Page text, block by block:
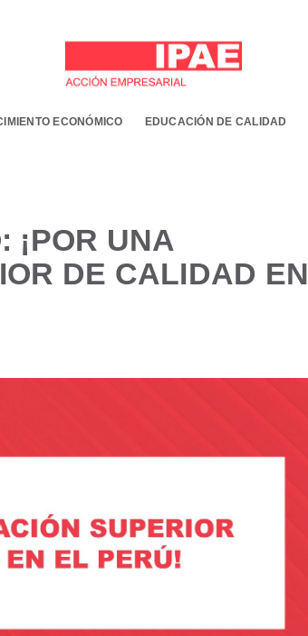
ECONÓMICO EDUCACIÓN DE CALIDAD
¡POR UNA
DE CALIDAD EN